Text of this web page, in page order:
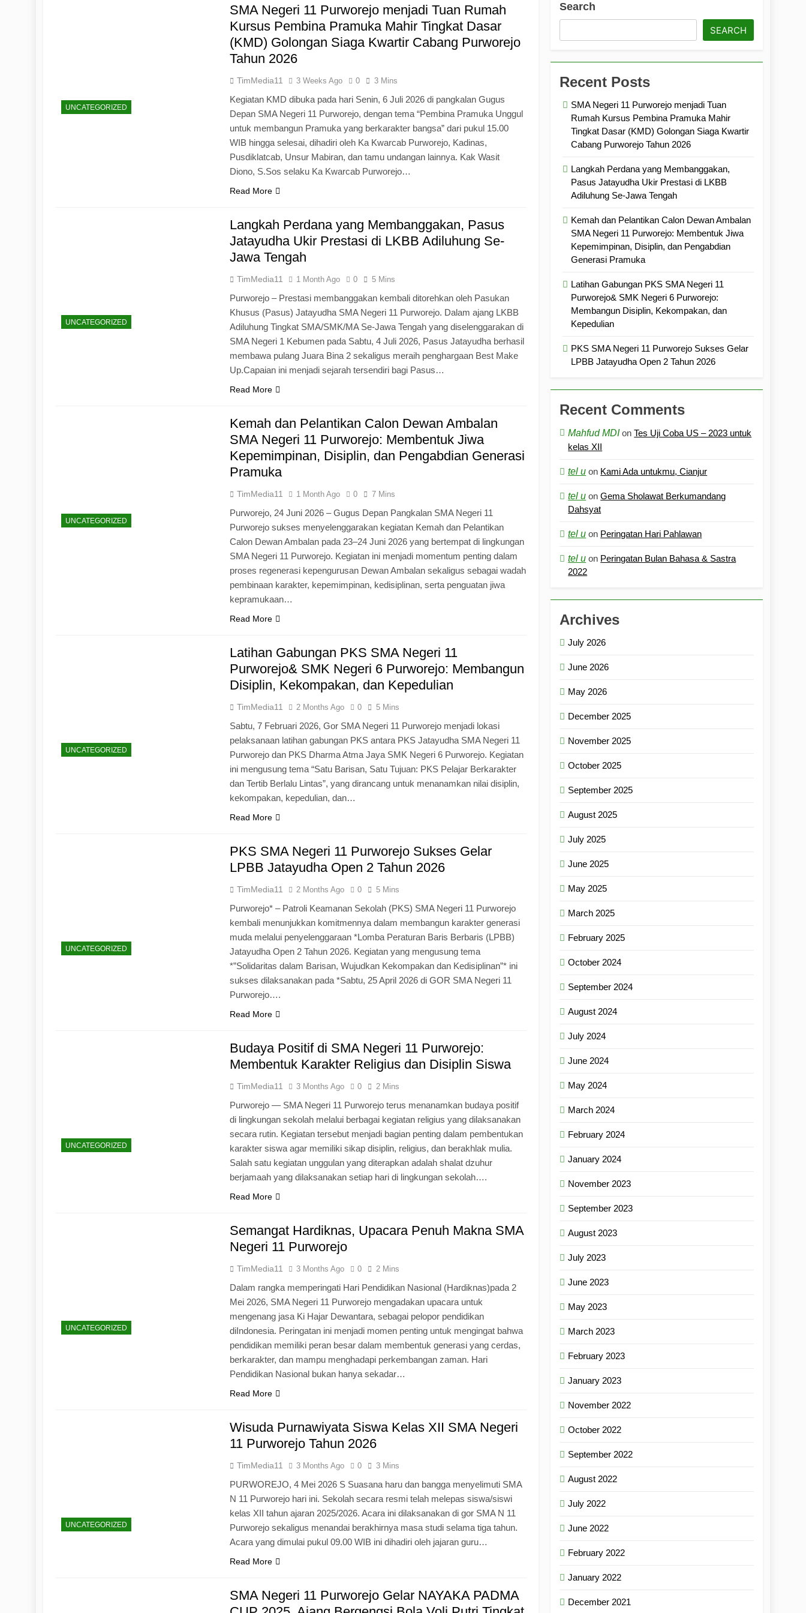
Pengabdian Generasi Pramuka
UNCATEGORIZED
SMA Negeri 11 Purworejo menjadi Tuan Rumah
Kursus Pembina Pramuka Mahir Tingkat Dasar
(KMD) Golongan Siaga Kwartir Cabang Purworejo
Tahun 2026
TimMedia11 3 Weeks Ago 0 3 Mins
Kegiatan KMD dibuka pada hari Senin, 6 Juli 2026 di pangkalan Gugus
Depan SMA Negeri 11 Purworejo, dengan tema “Pembina Pramuka Unggul
untuk membangun Pramuka yang berkarakter bangsa” dari pukul 15.00
WIB hingga selesai, dihadiri oleh Ka Kwarcab Purworejo, Kadinas,
Pusdiklatcab, Unsur Mabiran, dan tamu undangan lainnya. Kak Wasit
Diono, S.Sos selaku Ka Kwarcab Purworejo…
Read More
UNCATEGORIZED
Langkah Perdana yang Membanggakan, Pasus
Jatayudha Ukir Prestasi di LKBB Adiluhung Se-
Jawa Tengah
TimMedia11 1 Month Ago 0 5 Mins
Purworejo – Prestasi membanggakan kembali ditorehkan oleh Pasukan
Khusus (Pasus) Jatayudha SMA Negeri 11 Purworejo. Dalam ajang LKBB
Adiluhung Tingkat SMA/SMK/MA Se-Jawa Tengah yang diselenggarakan di
SMA Negeri 1 Kebumen pada Sabtu, 4 Juli 2026, Pasus Jatayudha berhasil
membawa pulang Juara Bina 2 sekaligus meraih penghargaan Best Make
Up.Capaian ini menjadi sejarah tersendiri bagi Pasus…
Read More
UNCATEGORIZED
Kemah dan Pelantikan Calon Dewan Ambalan
SMA Negeri 11 Purworejo: Membentuk Jiwa
Kepemimpinan, Disiplin, dan Pengabdian Generasi
Pramuka
TimMedia11 1 Month Ago 0 7 Mins
Purworejo, 24 Juni 2026 – Gugus Depan Pangkalan SMA Negeri 11
Purworejo sukses menyelenggarakan kegiatan Kemah dan Pelantikan
Calon Dewan Ambalan pada 23–24 Juni 2026 yang bertempat di lingkungan
SMA Negeri 11 Purworejo. Kegiatan ini menjadi momentum penting dalam
proses regenerasi kepengurusan Dewan Ambalan sekaligus sebagai wadah
pembinaan karakter, kepemimpinan, kedisiplinan, serta penguatan jiwa
kepramukaan…
Read More
UNCATEGORIZED
Latihan Gabungan PKS SMA Negeri 11
Purworejo& SMK Negeri 6 Purworejo: Membangun
Disiplin, Kekompakan, dan Kepedulian
TimMedia11 2 Months Ago 0 5 Mins
Sabtu, 7 Februari 2026, Gor SMA Negeri 11 Purworejo menjadi lokasi
pelaksanaan latihan gabungan PKS antara PKS Jatayudha SMA Negeri 11
Purworejo dan PKS Dharma Atma Jaya SMK Negeri 6 Purworejo. Kegiatan
ini mengusung tema “Satu Barisan, Satu Tujuan: PKS Pelajar Berkarakter
dan Tertib Berlalu Lintas”, yang dirancang untuk menanamkan nilai disiplin,
kekompakan, kepedulian, dan…
Read More
UNCATEGORIZED
PKS SMA Negeri 11 Purworejo Sukses Gelar
LPBB Jatayudha Open 2 Tahun 2026
TimMedia11 2 Months Ago 0 5 Mins
Purworejo* – Patroli Keamanan Sekolah (PKS) SMA Negeri 11 Purworejo
kembali menunjukkan komitmennya dalam membangun karakter generasi
muda melalui penyelenggaraan *Lomba Peraturan Baris Berbaris (LPBB)
Jatayudha Open 2 Tahun 2026. Kegiatan yang mengusung tema
*”Solidaritas dalam Barisan, Wujudkan Kekompakan dan Kedisiplinan”* ini
sukses dilaksanakan pada *Sabtu, 25 April 2026 di GOR SMA Negeri 11
Purworejo….
Read More
UNCATEGORIZED
Budaya Positif di SMA Negeri 11 Purworejo:
Membentuk Karakter Religius dan Disiplin Siswa
TimMedia11 3 Months Ago 0 2 Mins
Purworejo — SMA Negeri 11 Purworejo terus menanamkan budaya positif
di lingkungan sekolah melalui berbagai kegiatan religius yang dilaksanakan
secara rutin. Kegiatan tersebut menjadi bagian penting dalam pembentukan
karakter siswa agar memiliki sikap disiplin, religius, dan berakhlak mulia.
Salah satu kegiatan unggulan yang diterapkan adalah shalat dzuhur
berjamaah yang dilaksanakan setiap hari di lingkungan sekolah….
Read More
UNCATEGORIZED
Semangat Hardiknas, Upacara Penuh Makna SMA
Negeri 11 Purworejo
TimMedia11 3 Months Ago 0 2 Mins
Dalam rangka memperingati Hari Pendidikan Nasional (Hardiknas)pada 2
Mei 2026, SMA Negeri 11 Purworejo mengadakan upacara untuk
mengenang jasa Ki Hajar Dewantara, sebagai pelopor pendidikan
diIndonesia. Peringatan ini menjadi momen penting untuk mengingat bahwa
pendidikan memiliki peran besar dalam membentuk generasi yang cerdas,
berkarakter, dan mampu menghadapi perkembangan zaman. Hari
Pendidikan Nasional bukan hanya sekadar…
Read More
UNCATEGORIZED
Wisuda Purnawiyata Siswa Kelas XII SMA Negeri
11 Purworejo Tahun 2026
TimMedia11 3 Months Ago 0 3 Mins
PURWOREJO, 4 Mei 2026 S Suasana haru dan bangga menyelimuti SMA
N 11 Purworejo hari ini. Sekolah secara resmi telah melepas siswa/siswi
kelas XII tahun ajaran 2025/2026. Acara ini dilaksanakan di gor SMA N 11
Purworejo sekaligus menandai berakhirnya masa studi selama tiga tahun.
Acara yang dimulai pukul 09.00 WIB ini dihadiri oleh jajaran guru…
Read More
SMA Negeri 11 Purworejo Gelar NAYAKA PADMA
Search
SEARCH
Recent Posts
SMA Negeri 11 Purworejo menjadi Tuan
Rumah Kursus Pembina Pramuka Mahir
Tingkat Dasar (KMD) Golongan Siaga Kwartir
Cabang Purworejo Tahun 2026
Langkah Perdana yang Membanggakan,
Pasus Jatayudha Ukir Prestasi di LKBB
Adiluhung Se-Jawa Tengah
Kemah dan Pelantikan Calon Dewan Ambalan
SMA Negeri 11 Purworejo: Membentuk Jiwa
Kepemimpinan, Disiplin, dan Pengabdian
Generasi Pramuka
Latihan Gabungan PKS SMA Negeri 11
Purworejo& SMK Negeri 6 Purworejo:
Membangun Disiplin, Kekompakan, dan
Kepedulian
PKS SMA Negeri 11 Purworejo Sukses Gelar
LPBB Jatayudha Open 2 Tahun 2026
Recent Comments
Mahfud MDIonTes Uji Coba US – 2023 untuk
kelas XII
tel u on Kami Ada untukmu, Cianjur
tel u onGema Sholawat Berkumandang
Dahsyat
tel u on Peringatan Hari Pahlawan
tel u on Peringatan Bulan Bahasa & Sastra
2022
Archives
July 2026
June 2026
May 2026
December 2025
November 2025
October 2025
September 2025
August 2025
July 2025
June 2025
May 2025
March 2025
February 2025
October 2024
September 2024
August 2024
July 2024
June 2024
May 2024
March 2024
February 2024
January 2024
November 2023
September 2023
August 2023
July 2023
June 2023
May 2023
March 2023
February 2023
January 2023
November 2022
October 2022
September 2022
August 2022
July 2022
June 2022
February 2022
January 2022
December 2021